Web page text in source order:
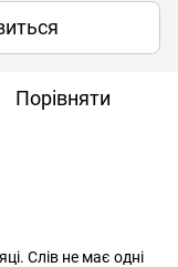
Порівняти
Слів не має одні